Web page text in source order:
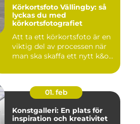
Körkortsfoto Vällingby: så
lyckas du med
körkortsfotografiet
Att ta ett körkortsfoto är en
viktig del av processen när
man ska skaffa ett nytt k&o...
01. feb
Konstgalleri: En plats för
inspiration och kreativitet